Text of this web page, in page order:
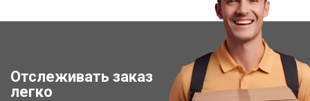
Отслеживать заказ
легко
Отследить заказ